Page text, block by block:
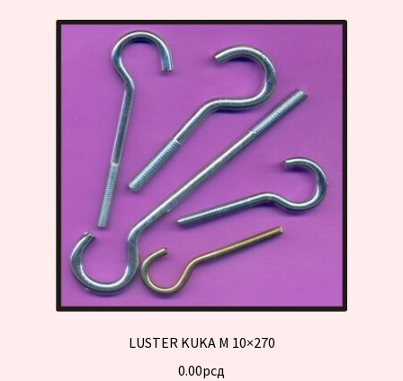
LUSTER KUKA M 10×270
0.00рсд